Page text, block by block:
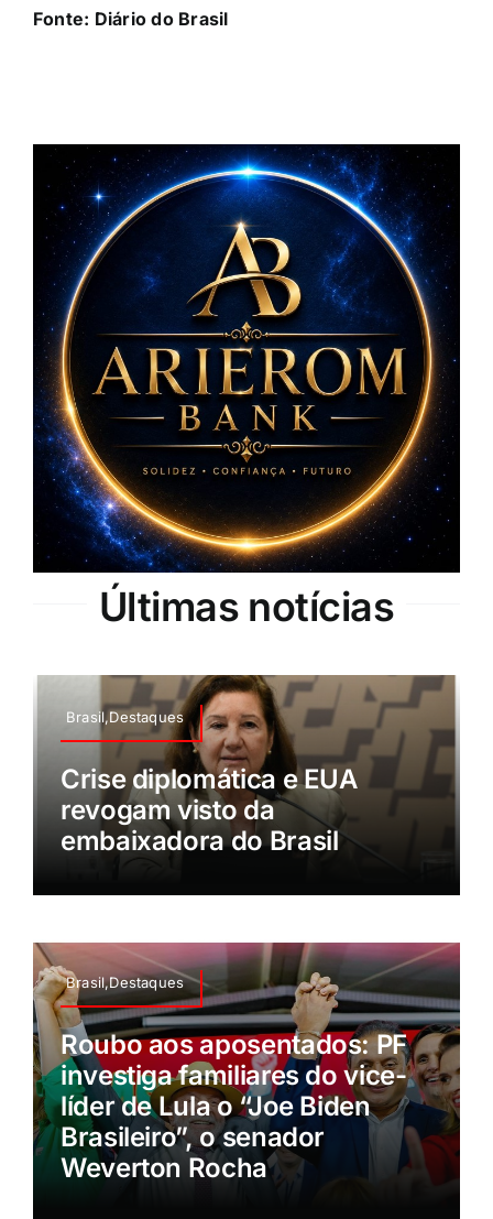
Fonte: Diário do Brasil
Últimas notícias
Brasil,Destaques
Crise diplomática e EUA
revogam visto da
embaixadora do Brasil
Brasil,Destaques
Roubo aos aposentados: PF
investiga familiares do vice-
líder de Lula o “Joe Biden
Brasileiro”, o senador
Weverton Rocha